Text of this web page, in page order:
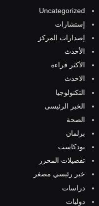
Uncategorized
إستشارات
إصدارات المركز
الأحدث
الأكثر قراءة
الاحدث
التكنولوجيا
الخبر الرئيسى
الصحة
برلمان
بودكاست
تفضيلات المحرر
خبر رئيسي مصغر
دراسات
دوليات